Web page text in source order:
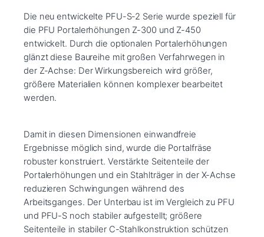
Die neu entwickelte PFU-S-2 Serie wurde speziell für
die PFU Portalerhöhungen Z-300 und Z-450
entwickelt. Durch die optionalen Portalerhöhungen
glänzt diese Baureihe mit großen Verfahrwegen in
der Z-Achse: Der Wirkungsbereich wird größer,
größere Materialien können komplexer bearbeitet
werden.
Damit in diesen Dimensionen einwandfreie
Ergebnisse möglich sind, wurde die Portalfräse
robuster konstruiert. Verstärkte Seitenteile der
Portalerhöhungen und ein Stahlträger in der X-Achse
reduzieren Schwingungen während des
Arbeitsganges. Der Unterbau ist im Vergleich zu PFU
und PFU-S noch stabiler aufgestellt; größere
Seitenteile in stabiler C-Stahlkonstruktion schützen